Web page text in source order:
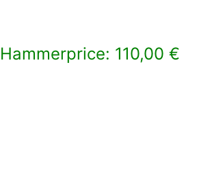
Hammerprice: 110,00 €